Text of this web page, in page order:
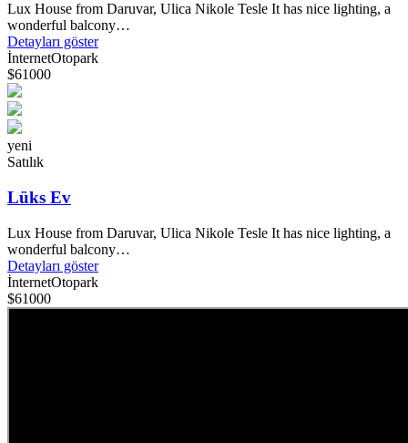
Lux House from Daruvar, Ulica Nikole Tesle It has nice lighting, a
wonderful balcony…
Detayları göster
İnternetOtopark
$61000
yeni
Satılık
Lüks Ev
Lux House from Daruvar, Ulica Nikole Tesle It has nice lighting, a
wonderful balcony…
Detayları göster
İnternetOtopark
$61000